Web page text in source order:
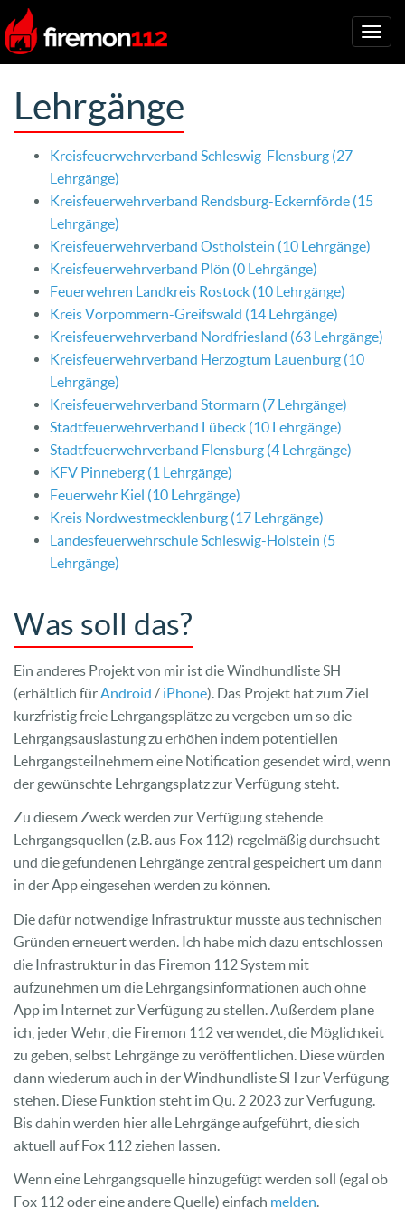
Lehrgänge
Kreisfeuerwehrverband Schleswig-Flensburg (27
Lehrgänge)
Kreisfeuerwehrverband Rendsburg-Eckernförde (15
Lehrgänge)
Kreisfeuerwehrverband Ostholstein (10 Lehrgänge)
Kreisfeuerwehrverband Plön (0 Lehrgänge)
Feuerwehren Landkreis Rostock (10 Lehrgänge)
Kreis Vorpommern-Greifswald (14 Lehrgänge)
Kreisfeuerwehrverband Nordfriesland (63 Lehrgänge)
Kreisfeuerwehrverband Herzogtum Lauenburg (10
Lehrgänge)
Kreisfeuerwehrverband Stormarn (7 Lehrgänge)
Stadtfeuerwehrverband Lübeck (10 Lehrgänge)
Stadtfeuerwehrverband Flensburg (4 Lehrgänge)
KFV Pinneberg (1 Lehrgänge)
Feuerwehr Kiel (10 Lehrgänge)
Kreis Nordwestmecklenburg (17 Lehrgänge)
Landesfeuerwehrschule Schleswig-Holstein (5
Lehrgänge)
Was soll das?
Ein anderes Projekt von mir ist die Windhundliste SH
(erhältlich für Android / iPhone). Das Projekt hat zum Ziel
kurzfristig freie Lehrgangsplätze zu vergeben um so die
Lehrgangsauslastung zu erhöhen indem potentiellen
Lehrgangsteilnehmern eine Notification gesendet wird, wenn
der gewünschte Lehrgangsplatz zur Verfügung steht.
Zu diesem Zweck werden zur Verfügung stehende
Lehrgangsquellen (z.B. aus Fox 112) regelmäßig durchsucht
und die gefundenen Lehrgänge zentral gespeichert um dann
in der App eingesehen werden zu können.
Die dafür notwendige Infrastruktur musste aus technischen
Gründen erneuert werden. Ich habe mich dazu entschlossen
die Infrastruktur in das Firemon 112 System mit
aufzunehmen um die Lehrgangsinformationen auch ohne
App im Internet zur Verfügung zu stellen. Außerdem plane
ich, jeder Wehr, die Firemon 112 verwendet, die Möglichkeit
zu geben, selbst Lehrgänge zu veröffentlichen. Diese würden
dann wiederum auch in der Windhundliste SH zur Verfügung
stehen. Diese Funktion steht im Qu. 2 2023 zur Verfügung.
Bis dahin werden hier alle Lehrgänge aufgeführt, die sich
aktuell auf Fox 112 ziehen lassen.
Wenn eine Lehrgangsquelle hinzugefügt werden soll (egal ob
Fox 112 oder eine andere Quelle) einfach melden.